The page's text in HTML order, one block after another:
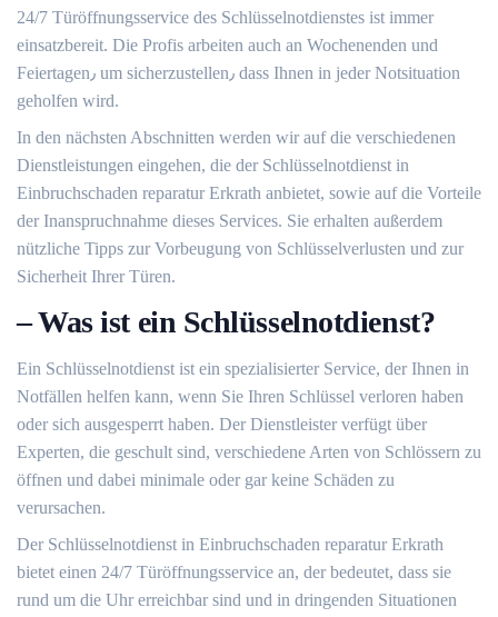
24/7 Türöffnungsservice des Schlüsselnotdienstes ist immer
einsatzbereit.​ Die Profis arbeiten auch an Wochenenden und
Feiertagen٫ um sicherzustellen٫ dass Ihnen in jeder Notsituation
geholfen wird.​
In den nächsten Abschnitten werden wir auf die verschiedenen
Dienstleistungen eingehen, die der Schlüsselnotdienst in
Einbruchschaden reparatur Erkrath anbietet, sowie auf die Vorteile
der Inanspruchnahme dieses Services.​ Sie erhalten außerdem
nützliche Tipps zur Vorbeugung von Schlüsselverlusten und zur
Sicherheit Ihrer Türen.​
– Was ist ein Schlüsselnotdienst?
Ein Schlüsselnotdienst ist ein spezialisierter Service, der Ihnen in
Notfällen helfen kann, wenn Sie Ihren Schlüssel verloren haben
oder sich ausgesperrt haben.​ Der Dienstleister verfügt über
Experten, die geschult sind, verschiedene Arten von Schlössern zu
öffnen und dabei minimale oder gar keine Schäden zu
verursachen.​
Der Schlüsselnotdienst in Einbruchschaden reparatur Erkrath
bietet einen 24/7 Türöffnungsservice an, der bedeutet, dass sie
rund um die Uhr erreichbar sind und in dringenden Situationen